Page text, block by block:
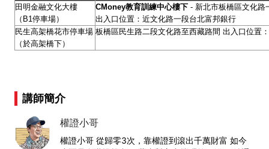
田明金融文化大樓
（B1停車場）
CMoney教育訓練中心樓下 - 新北市板橋區文化路
出入口位置：近文化路一段台北富邦銀行
民生高架橋花市停車場
（於高架橋下）
板橋區民生路二段文化路至西藏路間 出入口位置
講師簡介
權證小哥
權證小哥 從歸零3次，靠權證到滾出千萬財富 如今